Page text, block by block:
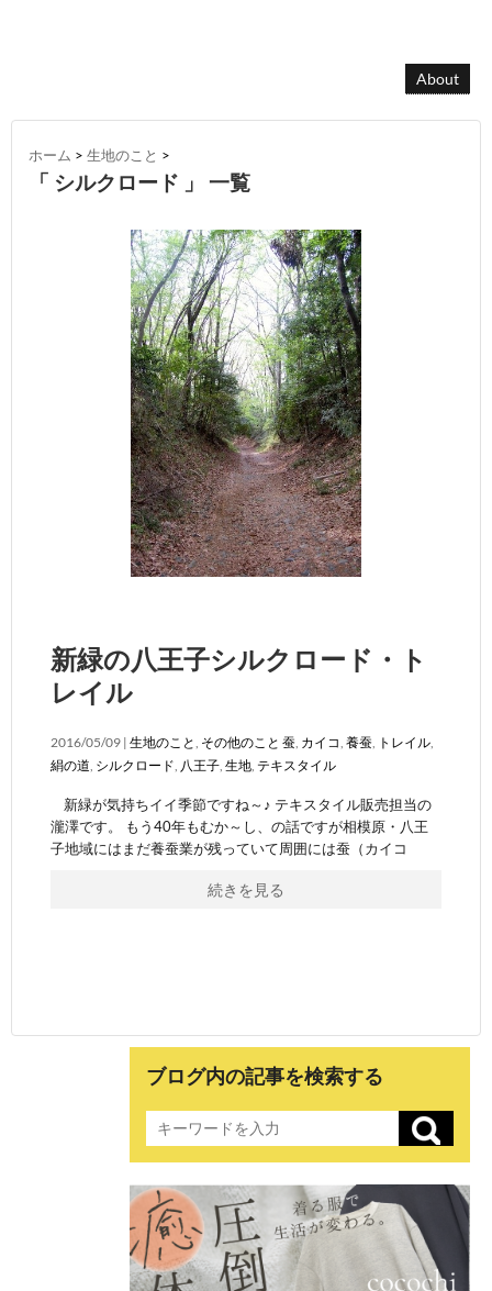
About
ホーム > 生地のこと >
「 シルクロード 」 一覧
新緑の八王子シルクロード・ト
レイル
2016/05/09 | 生地のこと その他のこと 蚕 カイコ 養蚕 トレイル
絹の道 シルクロード 八王子 生地 テキスタイル
新緑が気持ちイイ季節ですね～♪ テキスタイル販売担当の
瀧澤です。 もう40年もむか～し、の話ですが相模原・八王
子地域にはまだ養蚕業が残っていて周囲には蚕（カイコ
続きを見る
ブログ内の記事を検索する